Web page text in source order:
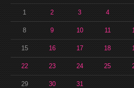
1 2 3 4
8 9 10 11
15 16 17 18
22 23 24 25
29 30 31